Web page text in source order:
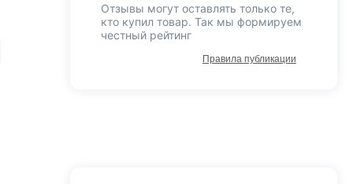
Отзывы могут оставлять только те,
кто купил товар. Так мы формируем
честный рейтинг
Правила публикации